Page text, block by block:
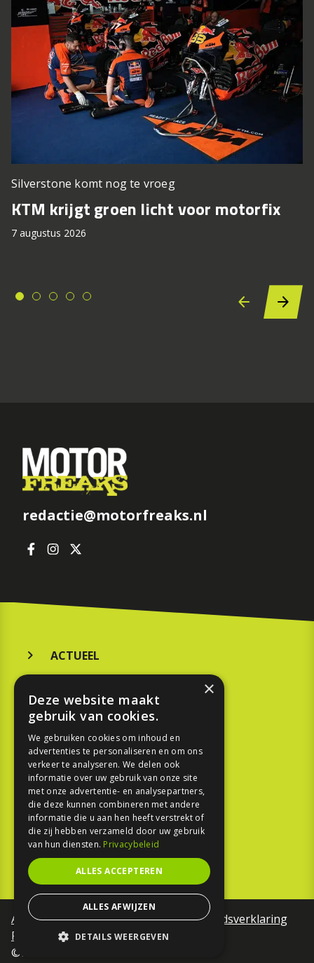
Silverstone komt nog te vroeg
KTM krijgt groen licht voor motorfix
7 augustus 2026
redactie@motorfreaks.nl
ACTUEEL
KOOPGIDS
TESTEN
SPORT
REPORTAGE
TOUREN
NIEUWSBRIEF
Algemene voorwaardenToegankelijkheidsverklaring
Privacy Policy
©Motorfreaks 2026
×
Deze website maakt
gebruik van cookies.
We gebruiken cookies om inhoud en
advertenties te personaliseren en om ons
verkeer te analyseren. We delen ook
informatie over uw gebruik van onze site
met onze advertentie- en analysepartners,
die deze kunnen combineren met andere
informatie die u aan hen heeft verstrekt of
die zij hebben verzameld door uw gebruik
van hun diensten. Privacybeleid
ALLES ACCEPTEREN
ALLES AFWIJZEN
DETAILS WEERGEVEN